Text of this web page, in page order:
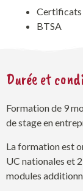
Certificats
BTSA
Durée et
Formation de 9
de stage en
La formation est
UC nationales et
modules